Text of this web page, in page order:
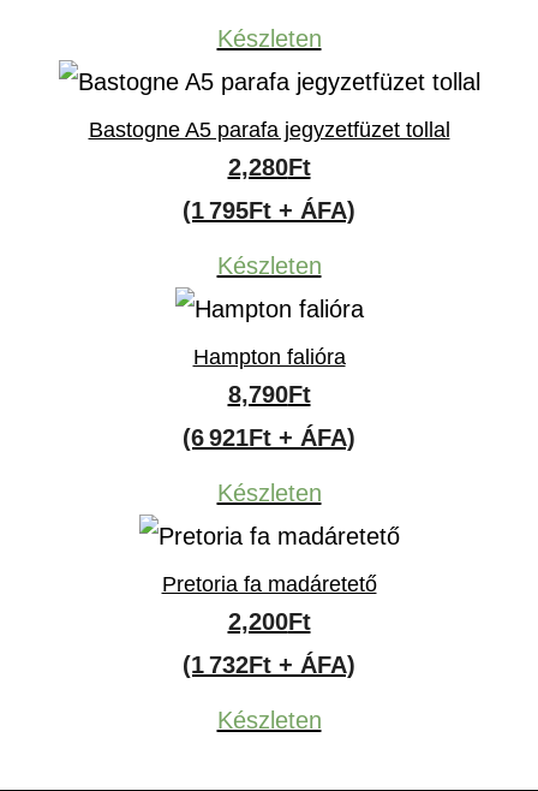
Készleten
Bastogne A5 parafa jegyzetfüzet tollal
2,280Ft
(1 795Ft + ÁFA)
Készleten
Hampton falióra
8,790Ft
(6 921Ft + ÁFA)
Készleten
Pretoria fa madáretető
2,200Ft
(1 732Ft + ÁFA)
Készleten